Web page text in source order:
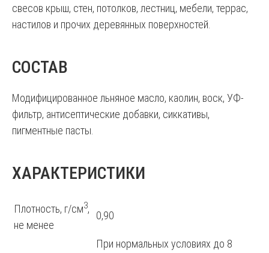
свесов крыш, стен, потолков, лестниц, мебели, террас,
настилов и прочих деревянных поверхностей.
СОСТАВ
Модифицированное льняное масло, каолин, воск, УФ-
фильтр, антисептические добавки, сиккативы,
пигментные пасты.
ХАРАКТЕРИСТИКИ
Плотность, г/см3,
не менее
0,90
При нормальных условиях до 8